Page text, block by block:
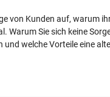
von Kunden auf, warum
Warum Sie sich keine
welche Vorteile eine